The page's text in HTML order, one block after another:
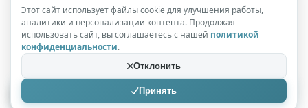
Отправить
Этот сайт использует файлы cookie для улучшения работы,
аналитики и персонализации контента. Продолжая
использовать сайт, вы соглашаетесь с нашей политикой
конфиденциальности.
Отклонить
Принять